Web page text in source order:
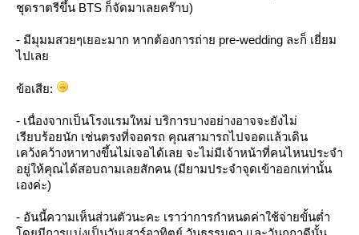
ชุดราตรีขึ้น BTS ก็จัดมาเลยคร๊าบ)
- มีมุมมสวยๆเยอะมาก หากต้องการถ่าย pre-wedding ละก็ เยี่ยม
ไปเล
ข้อเสีย:
- เนื่องจากเป็นโรงแรมใหม่ บริการบางอย่างอาจจะยังไม่
เรียบร้อยนัก เช่นตรงที่จอดรถ คุณสามารถไปจอดแล้วเดิน
เคว้งคว้างหาทางขึ้นไม่เจอได้เลย จะไม่มีเจ้าหน้าที่คนไหนประจำ
อยู่ให้คุณได้สอบถามเลยสักคน (มียามประจำจุดเข้าออกเท่านั้น
เองค่ะ)
- อันนี้ความเห็นส่วนตัวนะคะ เราว่าการกำหนดค่าใช้จ่ายขั้นต่ำ